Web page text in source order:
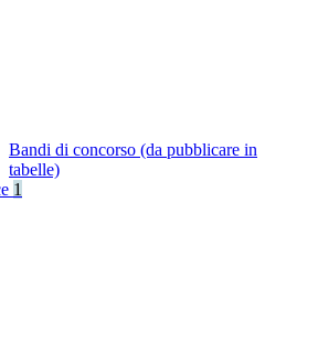
Bandi di concorso (da pubblicare in
tabelle)
1